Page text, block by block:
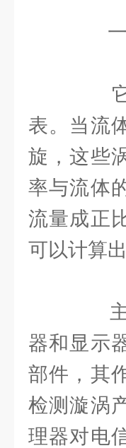
一
它
表。当流
旋，这些
率与流体
流量成正
可以计算
主
器和显示
部件，其
检测漩涡
理器对电